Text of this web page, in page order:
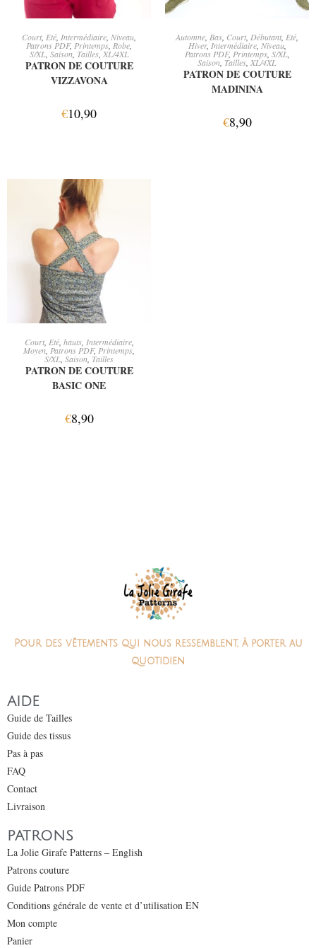
AJOUTER AU PANIER
Court Eté Intermédiaire Niveau
Patrons PDF, Printemps Robe
S/XL, Saison, Tailles,XL/4XL
PATRON DE COUTURE
VIZZAVONA
€10,90
AJOUTER AU PANIER
Automne Bas Court Débutant Eté
Hiver, Intermédiaire, Niveau,
Patrons PDF, Printemps, S/XL,
Saison Tailles XL/4XL
PATRON DE COUTURE
MADININA
€8,90
AJOUTER AU PANIER
Court, Eté, hauts, Intermédiaire,
Moyen Patrons PDF, Printemps
S/XL Saison Tailles
PATRON DE COUTURE
BASIC ONE
€8,90
Pour des vêtements qui nous ressemblent, à porter au
quotidien
AIDE
Guide de Tailles
Guide des tissus
Pas à pas
FAQ
Contact
Livraison
PATRONS
La Jolie Girafe Patterns – English
Patrons couture
Guide Patrons PDF
Conditions générale de vente et d’utilisation EN
Mon compte
Panier